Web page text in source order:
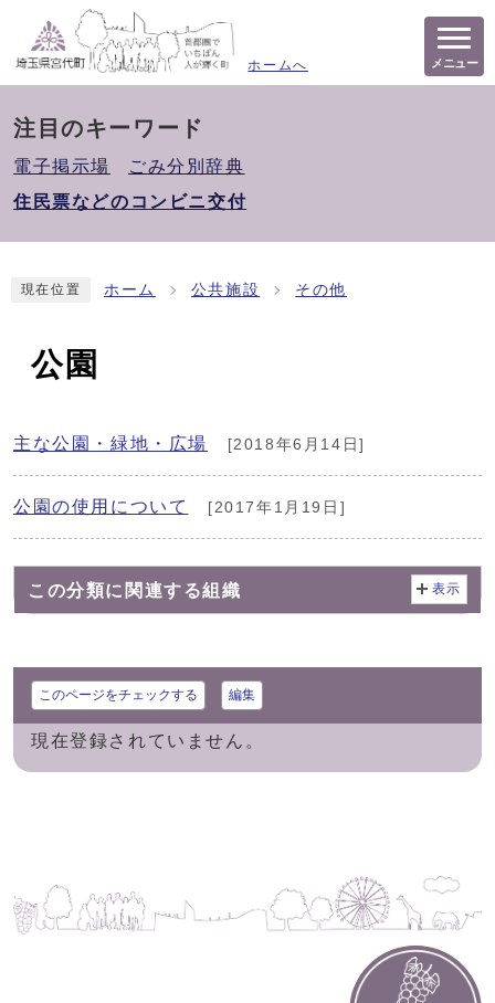
ホームへ メニュー
注目のキーワード
電子掲示場
ごみ分別辞典
住民票などのコンビニ交付
現在位置 ホーム 公共施設 その他
公園
主な公園・緑地・広場 [2018年6月14日]
公園の使用について [2017年1月19日]
この分類に関連する組織 表示
このページをチェックする 編集
現在登録されていません。